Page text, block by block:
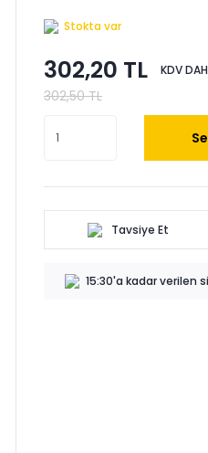
Stokta var
302,20 TL KDV
302,50 TL
Tavsiye Et
15:30'a kadar verilen